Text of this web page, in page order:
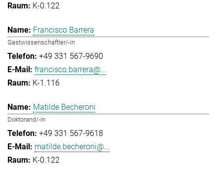
K-0.122
Francisco Barrera
Gastwissenschaftler/-in
+49 331 567-9690
francisco.barrera@...
K-1.116
Matilde Becheroni
Doktorand/-in
+49 331 567-9618
matilde.becheroni@...
K-0.122